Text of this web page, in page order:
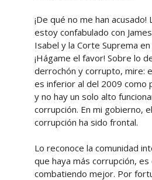
¡De qué no me han
estoy confabulado con
Isabel y la Corte Suprema
¡Hágame el favor! Sobre lo
derrochón y corrupto, mire:
es inferior al del 2009 como
y no hay un solo alto
corrupción. En mi gobierno,
corrupción ha sido frontal.
Lo reconoce la comunidad
que haya más corrupción,
combatiendo mejor. Por